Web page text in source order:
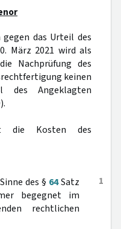
das Urteil des
März 2021 wird als
Nachprüfung des
keinen
des Angeklagten
die Kosten des
1
des § 64Satz
begegnet im
rechtlichen